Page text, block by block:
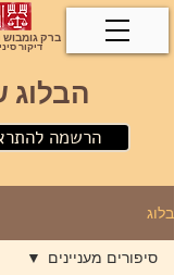
ברק גומבוש
דיקור
הרשמה
בלוג
סיפורים מעניינים